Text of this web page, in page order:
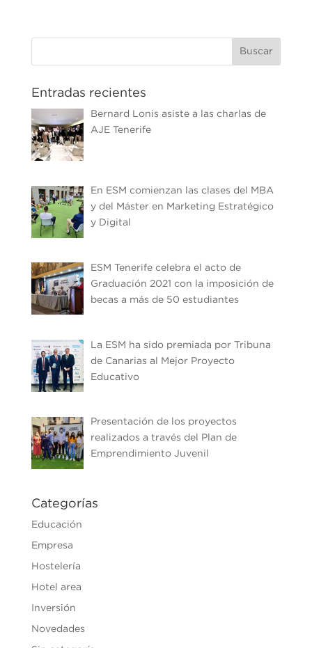
Entradas recientes
Bernard Lonis asiste a las charlas de
AJE Tenerife
En ESM comienzan las clases del MBA
y del Máster en Marketing Estratégico
y Digital
ESM Tenerife celebra el acto de
Graduación 2021 con la imposición de
becas a más de 50 estudiantes
La ESM ha sido premiada por Tribuna
de Canarias al Mejor Proyecto
Educativo
Presentación de los proyectos
realizados a través del Plan de
Emprendimiento Juvenil
Categorías
Educación
Empresa
Hostelería
Hotel area
Inversión
Novedades